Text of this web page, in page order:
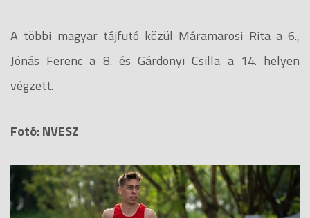
A többi magyar tájfutó közül Máramarosi Rita a 6.,
Jónás Ferenc a 8. és Gárdonyi Csilla a 14. helyen
végzett.
Fotó: NVESZ